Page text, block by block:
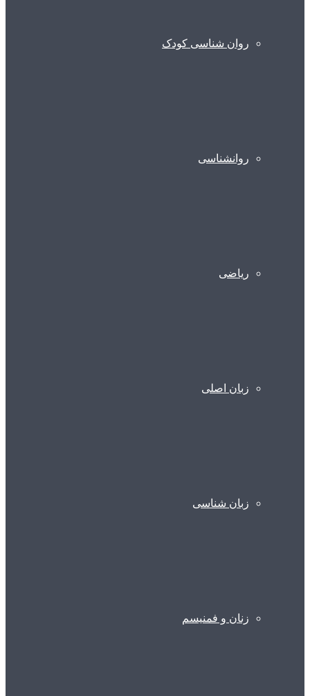
روان شناسی کودک
روانشناسی
ریاضی
زبان اصلی
زبان شناسی
زنان و فمنیسم